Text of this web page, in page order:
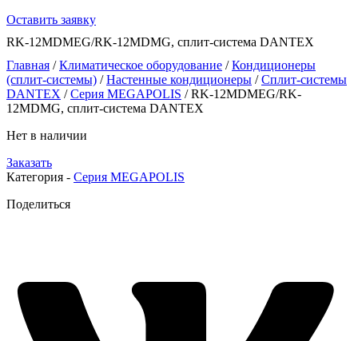
Оставить заявку
RK-12MDMEG/RK-12MDMG, сплит-система DANTEX
Главная /Климатическое оборудование /Кондиционеры
(сплит-системы) /Настенные кондиционеры /Сплит-системы
DANTEX /Серия MEGAPOLIS / RK-12MDMEG/RK-
12MDMG, сплит-система DANTEX
Нет в наличии
Заказать
Категория - Серия MEGAPOLIS
Поделиться